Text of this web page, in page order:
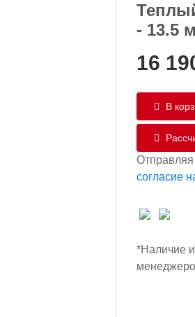
- 13.5
16
В
Отправляя
согласие
*Наличие